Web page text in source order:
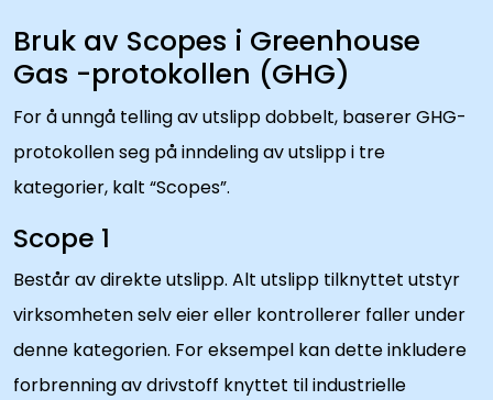
Bruk av Scopes i Greenhouse
Gas -protokollen (GHG)
For å unngå telling av utslipp dobbelt, baserer GHG-
protokollen seg på inndeling av utslipp i tre
kategorier, kalt “Scopes”.
Scope 1
Består av direkte utslipp. Alt utslipp tilknyttet utstyr
virksomheten selv eier eller kontrollerer faller under
denne kategorien. For eksempel kan dette inkludere
forbrenning av drivstoff knyttet til industrielle